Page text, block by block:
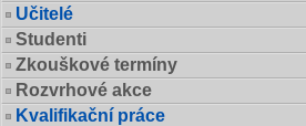
Učitelé
Studenti
Zkouškové termíny
Rozvrhové akce
Kvalifikační práce